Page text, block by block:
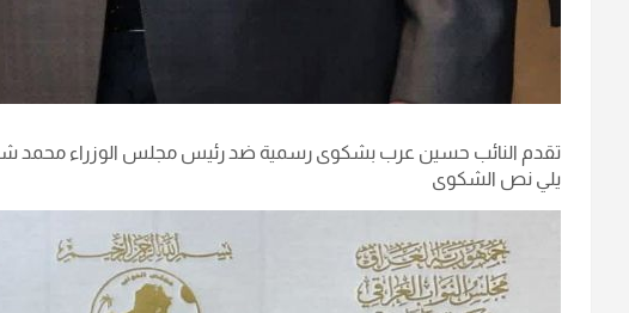
تقدم النائب حسين عرب بشكوى رسمية ضد رئيس مجلس الوزراء محمد
يلي نص الشكوى